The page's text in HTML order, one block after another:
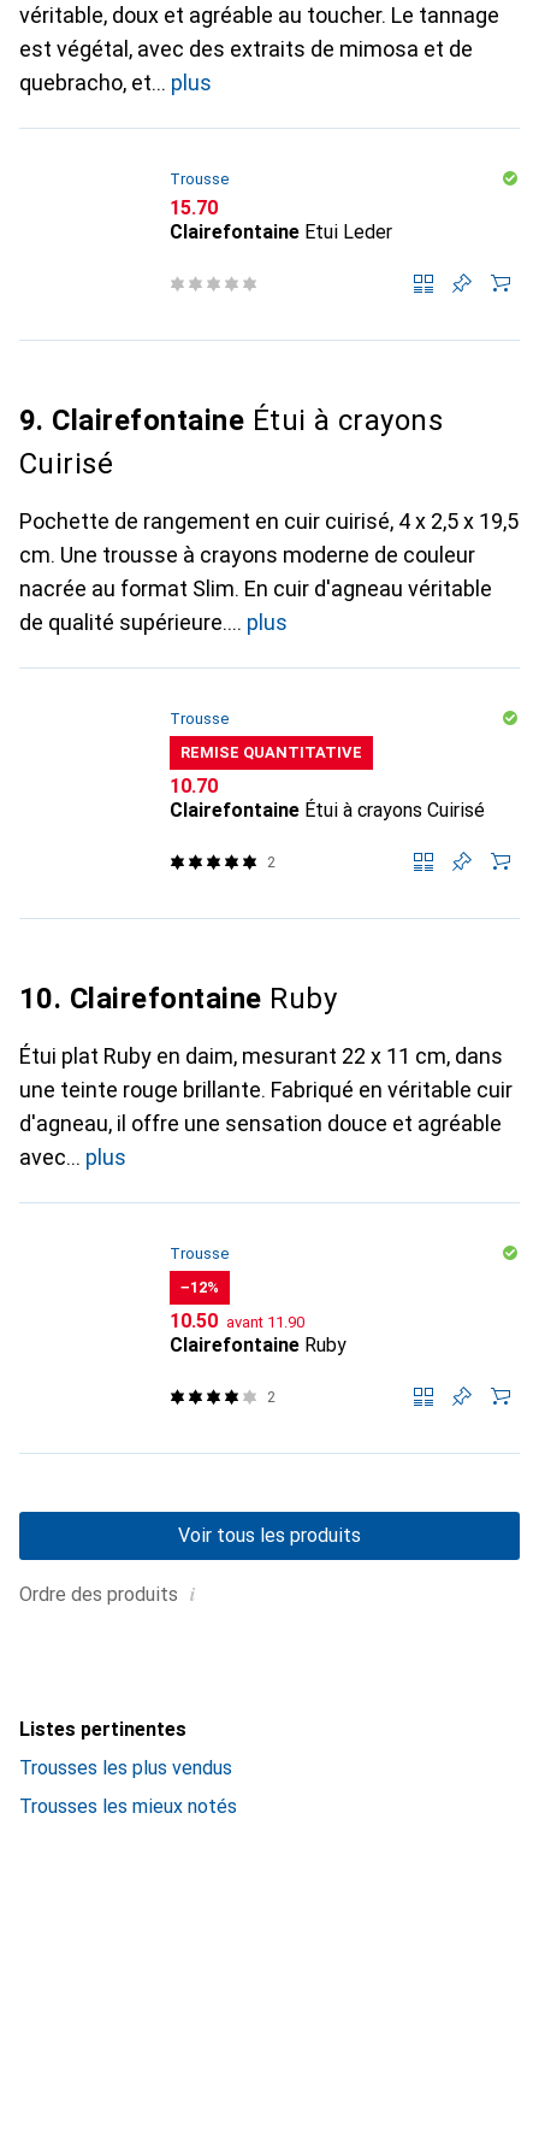
véritable, doux et agréable au toucher. Le tannage
est végétal, avec des extraits de mimosa et de
quebracho, et
plus
Trousse
CHF
15.70
Clairefontaine Etui Leder
9. Clairefontaine Étui à crayons
Cuirisé
Pochette de rangement en cuir cuirisé, 4 x 2,5 x 19,5
cm. Une trousse à crayons moderne de couleur
nacrée au format Slim. En cuir d'agneau véritable
de qualité supérieure.
plus
Trousse
REMISE QUANTITATIVE
CHF
10.70
Clairefontaine Étui à crayons Cuirisé
2
10. Clairefontaine Ruby
Étui plat Ruby en daim, mesurant 22 x 11 cm, dans
une teinte rouge brillante. Fabriqué en véritable cuir
d'agneau, il offre une sensation douce et agréable
avec
plus
Trousse
−12%
CHF
10.50 avant CHF
11.90
Clairefontaine Ruby
2
Ordre des produits i
Voir tous les produits
Listes pertinentes
Trousses les plus vendus
Trousses les mieux notés